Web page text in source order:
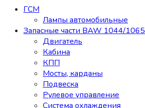
ГСМ
Лампы автомобильные
Запасные части BAW 1044/1065
Двигатель
Кабина
КПП
Мосты, карданы
Подвеска
Рулевое управление
Система охлаждения